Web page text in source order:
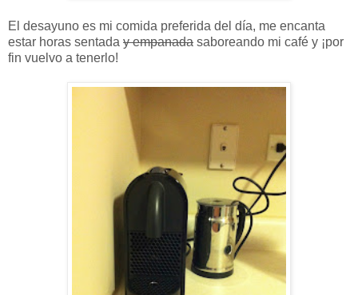
El desayuno es mi comida preferida del día, me encanta
estar horas sentada y empanada saboreando mi café y ¡por
fin vuelvo a tenerlo!